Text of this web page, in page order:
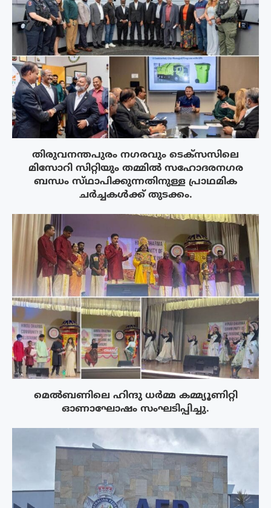
തിരുവനന്തപുരം നഗരവും ടെക്‌സസിലെ
മിസോറി സിറ്റിയും തമ്മിൽ സഹോദരനഗര
ബന്ധം സ്‌ഥാപിക്കുന്നതിനുള്ള പ്രാഥമിക
ചർച്ചകൾക്ക് തുടക്കം.
മെൽബണിലെ ഹിന്ദു ധർമ്മ കമ്മ്യൂണിറ്റി
ഓണാഘോഷം സംഘടിപ്പിച്ചു.